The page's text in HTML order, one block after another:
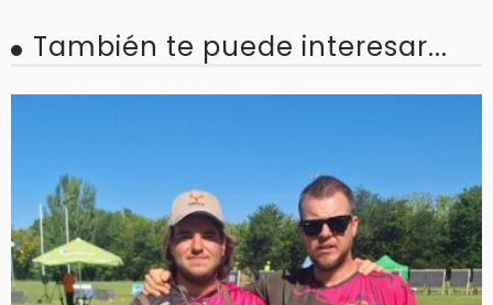
También te puede interesar...